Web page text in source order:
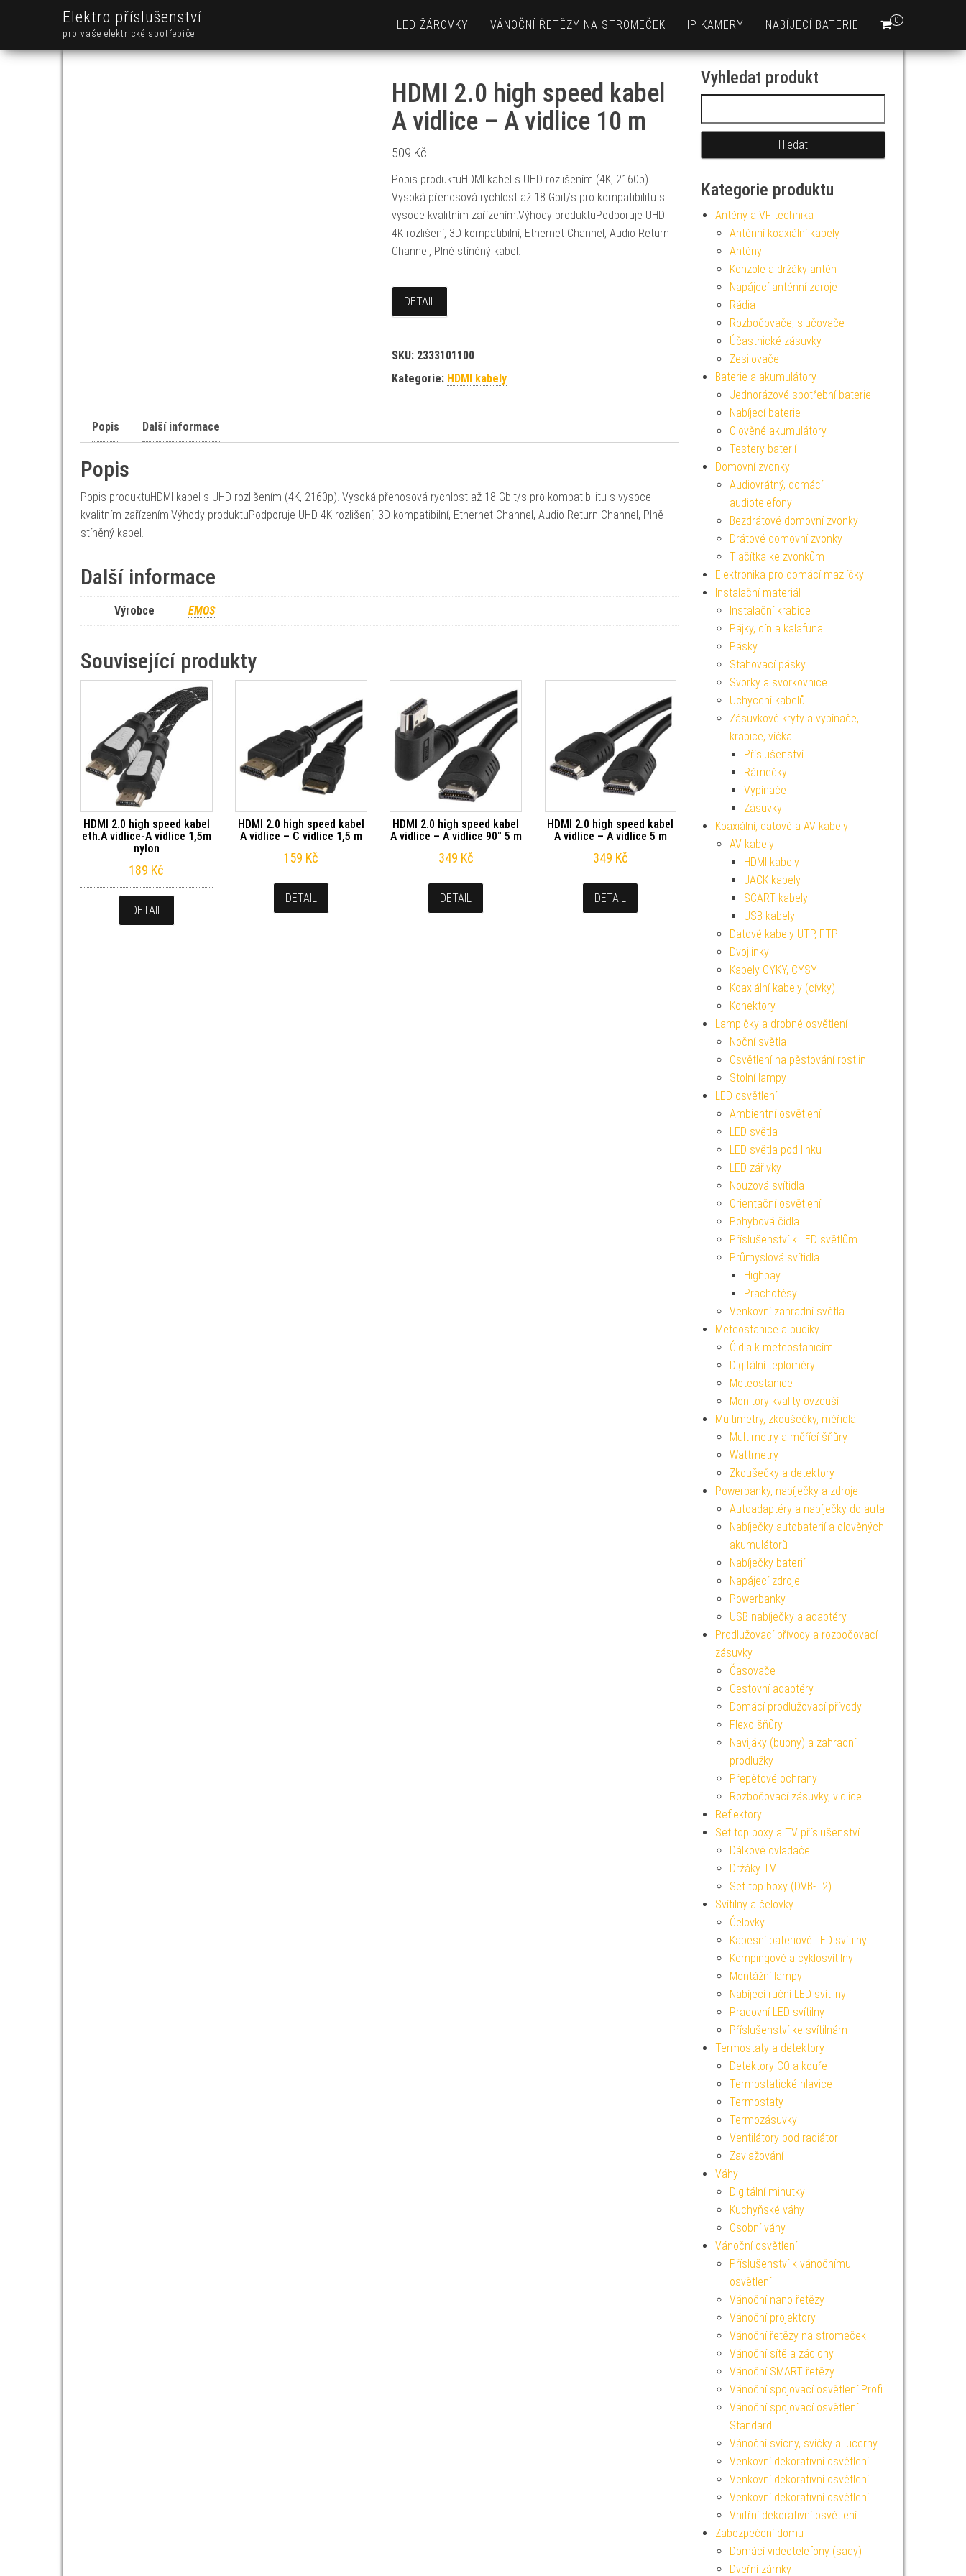
Elektro příslušenství
pro vaše elektrické spotřebiče
0
LED ŽÁROVKY VÁNOČNÍ ŘETĚZY NA STROMEČEK IP KAMERY NABÍJECÍ BATERIE
HDMI 2.0 high speed kabel
A vidlice – A vidlice 10 m
509 Kč
Popis produktuHDMI kabel s UHD rozlišením (4K, 2160p).
Vysoká přenosová rychlost až 18 Gbit/s pro kompatibilitu s
vysoce kvalitním zařízením.Výhody produktuPodporuje UHD
4K rozlišení, 3D kompatibilní, Ethernet Channel, Audio Return
Channel, Plně stíněný kabel.
DETAIL
SKU: 2333101100
Kategorie: HDMI kabely
Popis Další informace
Popis
Popis produktuHDMI kabel s UHD rozlišením (4K, 2160p). Vysoká přenosová rychlost až 18 Gbit/s pro kompatibilitu s vysoce
kvalitním zařízením.Výhody produktuPodporuje UHD 4K rozlišení, 3D kompatibilní, Ethernet Channel, Audio Return Channel, Plně
stíněný kabel.
Další informace
Výrobce EMOS
Související produkty
HDMI 2.0 high speed kabel
eth.A vidlice-A vidlice 1,5m
nylon
189 Kč
DETAIL
HDMI 2.0 high speed kabel
A vidlice – C vidlice 1,5 m
159 Kč
DETAIL
HDMI 2.0 high speed kabel
A vidlice – A vidlice 90° 5 m
349 Kč
DETAIL
HDMI 2.0 high speed kabel
A vidlice – A vidlice 5 m
349 Kč
DETAIL
Vyhledat produkt
Kategorie produktu
Antény a VF technika
Anténní koaxiální kabely
Antény
Konzole a držáky antén
Napájecí anténní zdroje
Rádia
Rozbočovače, slučovače
Účastnické zásuvky
Zesilovače
Baterie a akumulátory
Jednorázové spotřební baterie
Nabíjecí baterie
Olověné akumulátory
Testery baterií
Domovní zvonky
Audiovrátný, domácí
audiotelefony
Bezdrátové domovní zvonky
Drátové domovní zvonky
Tlačítka ke zvonkům
Elektronika pro domácí mazlíčky
Instalační materiál
Instalační krabice
Pájky, cín a kalafuna
Pásky
Stahovací pásky
Svorky a svorkovnice
Uchycení kabelů
Zásuvkové kryty a vypínače,
krabice, víčka
Příslušenství
Rámečky
Vypínače
Zásuvky
Koaxiální, datové a AV kabely
AV kabely
HDMI kabely
JACK kabely
SCART kabely
USB kabely
Datové kabely UTP, FTP
Dvojlinky
Kabely CYKY, CYSY
Koaxiální kabely (cívky)
Konektory
Lampičky a drobné osvětlení
Noční světla
Osvětlení na pěstování rostlin
Stolní lampy
LED osvětlení
Ambientní osvětlení
LED světla
LED světla pod linku
LED zářivky
Nouzová svítidla
Orientační osvětlení
Pohybová čidla
Příslušenství k LED světlům
Průmyslová svítidla
Highbay
Prachotěsy
Venkovní zahradní světla
Meteostanice a budíky
Čidla k meteostanicím
Digitální teploměry
Meteostanice
Monitory kvality ovzduší
Multimetry, zkoušečky, měřidla
Multimetry a měřící šňůry
Wattmetry
Zkoušečky a detektory
Powerbanky, nabíječky a zdroje
Autoadaptéry a nabíječky do auta
Nabíječky autobaterií a olověných
akumulátorů
Nabíječky baterií
Napájecí zdroje
Powerbanky
USB nabíječky a adaptéry
Prodlužovací přívody a rozbočovací
zásuvky
Časovače
Cestovní adaptéry
Domácí prodlužovací přívody
Flexo šňůry
Navijáky (bubny) a zahradní
prodlužky
Přepěťové ochrany
Rozbočovací zásuvky, vidlice
Reflektory
Set top boxy a TV příslušenství
Dálkové ovladače
Držáky TV
Set top boxy (DVB-T2)
Svítilny a čelovky
Čelovky
Kapesní bateriové LED svítilny
Kempingové a cyklosvítilny
Montážní lampy
Nabíjecí ruční LED svítilny
Pracovní LED svítilny
Příslušenství ke svítilnám
Termostaty a detektory
Detektory CO a kouře
Termostatické hlavice
Termostaty
Termozásuvky
Ventilátory pod radiátor
Zavlažování
Váhy
Digitální minutky
Kuchyňské váhy
Osobní váhy
Vánoční osvětlení
Příslušenství k vánočnímu
osvětlení
Vánoční nano řetězy
Vánoční projektory
Vánoční řetězy na stromeček
Vánoční sítě a záclony
Vánoční SMART řetězy
Vánoční spojovací osvětlení Profi
Vánoční spojovací osvětlení
Standard
Vánoční svícny, svíčky a lucerny
Venkovní dekorativní osvětlení
Venkovní dekorativní osvětlení
Venkovní dekorativní osvětlení
Vnitřní dekorativní osvětlení
Zabezpečení domu
Domácí videotelefony (sady)
Dveřní zámky